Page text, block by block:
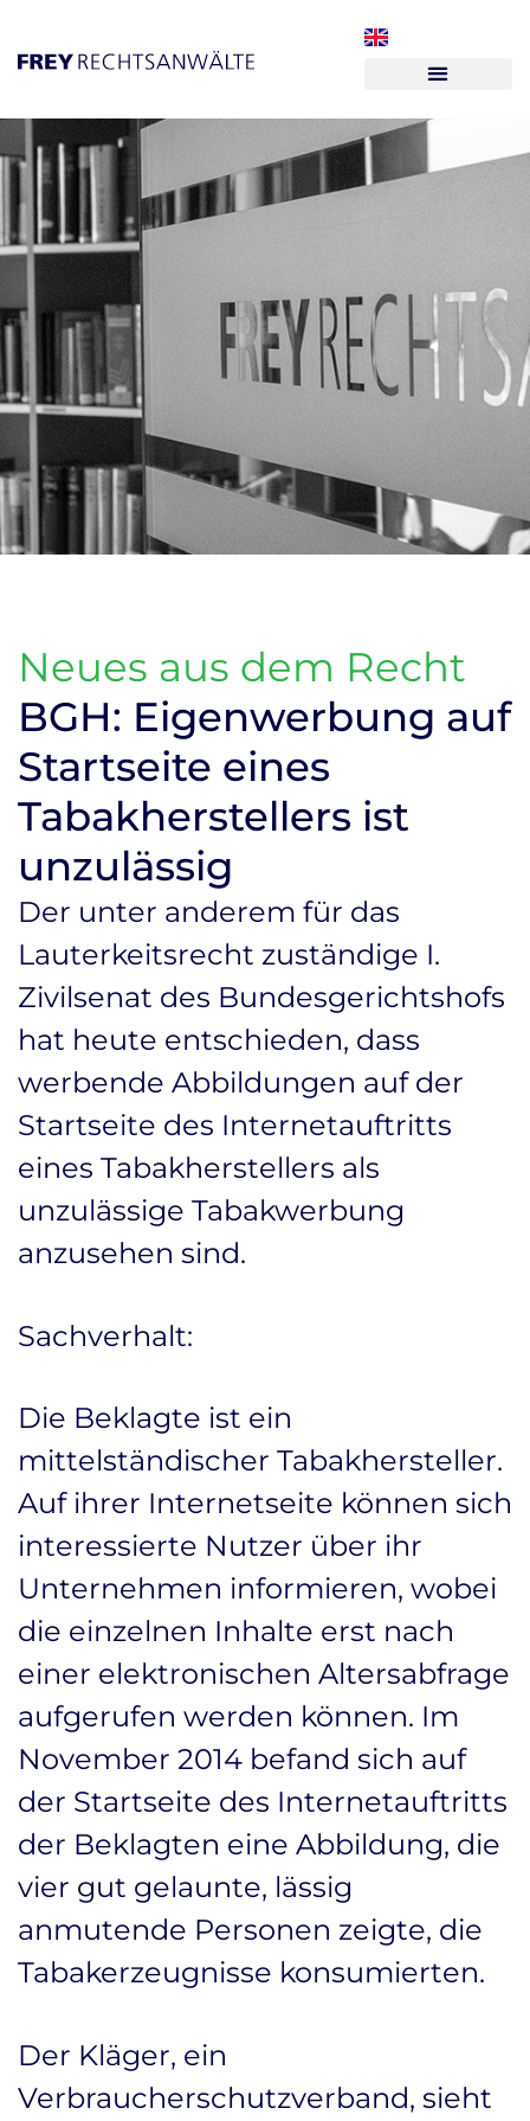
Neues aus dem Recht
BGH: Eigenwerbung auf
Startseite eines
Tabakherstellers ist
unzulässig
Der unter anderem für das
Lauterkeitsrecht zuständige I.
Zivilsenat des Bundesgerichtshofs
hat heute entschieden, dass
werbende Abbildungen auf der
Startseite des Internetauftritts
eines Tabakherstellers als
unzulässige Tabakwerbung
anzusehen sind.
Sachverhalt:
Die Beklagte ist ein
mittelständischer Tabakhersteller.
Auf ihrer Internetseite können sich
interessierte Nutzer über ihr
Unternehmen informieren, wobei
die einzelnen Inhalte erst nach
einer elektronischen Altersabfrage
aufgerufen werden können. Im
November 2014 befand sich auf
der Startseite des Internetauftritts
der Beklagten eine Abbildung, die
vier gut gelaunte, lässig
anmutende Personen zeigte, die
Tabakerzeugnisse konsumierten.
Der Kläger, ein
Verbraucherschutzverband, sieht